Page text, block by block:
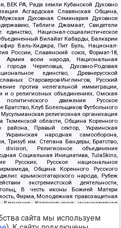
ВЕК РА, Рада земли Кубанской Духовно
Асгардская Славянская Община,
Духовная Семинария Духовное
Таблиги Джамаат, Свидетели
Национал-социалистическое
Вилайат Кабарды, Балкарии
Валь-Хиджра, Пит Буль, Национал-
России, Славянский союз, Формат-18,
Армия воли народа, Национальная
города Череповца, Духовно-Родовая
единство, Древнерусской
Староверов-Инглингов, Русский
против нелегальной иммиграции,
и о религиозных объединениях, Омская
политического движения Русское
Братство, Клуб Болельщиков Футбольного
религиозная организация
Тюменской области, Община Коренного
района, Правый сектор, Украинская
народная самооборона,
Тризуб им. Степана Бандеры, Братство,
Религиозное объединение
Социальная Инициатива, TulaSkins,
Русские, Русское национальное
Община Коренного Русского
крымскотатарского народа, Рубеж
экстремистской деятельности,
В честь иконы Божией Матери
Фирма, Молодежная правозащитная
Каракольская инициативная
Ак Умут, Русская республика Русь,
Башкорт, Нация и свобода, W.H.С., Фалунь
сайта мы используем